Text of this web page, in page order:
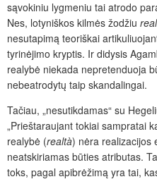
sąvokiniu lygmeniu tai atrodo
Nes, lotyniškos kilmės žodžiu
nesutapimą teoriškai
tyrinėjimo kryptis. Ir didysis
realybė niekada nepretenduoja
nebeatrodytų taip skandalingai.
Tačiau, „nesutikdamas“ su
„Prieštaraujant tokiai sampratai
realybė (realtà) nėra realizacijos
neatskiriamas būties atributas.
toks, pagal apibrėžimą yra tai,